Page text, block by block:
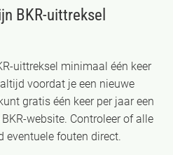
BKR-uittreksel
uittreksel minimaal één keer
voordat je een nieuwe
gratis één keer per jaar een
website. Controleer of alle
eventuele fouten direct.